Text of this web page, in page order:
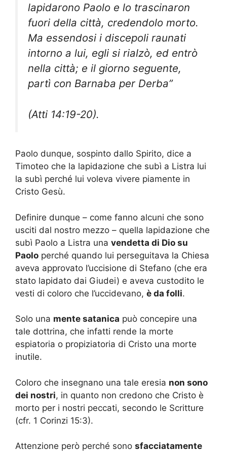
lapidarono Paolo e lo trascinaron
fuori della città, credendolo morto.
Ma essendosi i discepoli raunati
intorno a lui, egli si rialzò, ed entrò
nella città; e il giorno seguente,
partì con Barnaba per Derba”
(Atti 14:19-20).
Paolo dunque, sospinto dallo Spirito, dice a
Timoteo che la lapidazione che subì a Listra lui
la subì perché lui voleva vivere piamente in
Cristo Gesù.
Definire dunque – come fanno alcuni che sono
usciti dal nostro mezzo – quella lapidazione che
subì Paolo a Listra una vendetta di Dio su
Paolo perché quando lui perseguitava la Chiesa
aveva approvato l’uccisione di Stefano (che era
stato lapidato dai Giudei) e aveva custodito le
vesti di coloro che l’uccidevano, è da folli.
Solo una mente satanica può concepire una
tale dottrina, che infatti rende la morte
espiatoria o propiziatoria di Cristo una morte
inutile.
Coloro che insegnano una tale eresia non sono
dei nostri, in quanto non credono che Cristo è
morto per i nostri peccati, secondo le Scritture
(cfr. 1 Corinzi 15:3).
Attenzione però perché sono sfacciatamente